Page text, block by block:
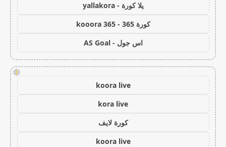
يلا كورة - yallakora
كورة 365 - kooora 365
اس جول - AS Goal
!
koora live
kora live
كورة لايف
koora live